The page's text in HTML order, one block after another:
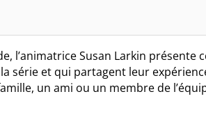
l’animatrice Susan Larkin présente
série et qui partagent leur
un ami ou un membre de